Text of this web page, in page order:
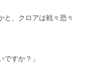
、クロアは戦々恐々
すか？」